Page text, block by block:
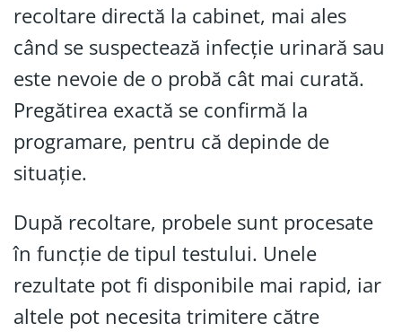
recoltare directă la cabinet, mai ales
când se suspectează infecție urinară sau
este nevoie de o probă cât mai curată.
Pregătirea exactă se confirmă la
programare, pentru că depinde de
situație.
După recoltare, probele sunt procesate
în funcție de tipul testului. Unele
rezultate pot fi disponibile mai rapid, iar
altele pot necesita trimitere către